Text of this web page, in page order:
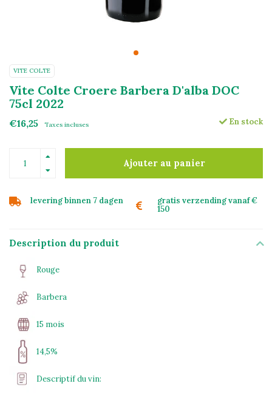
VITE COLTE
Vite Colte Croere Barbera D'alba DOC
75cl 2022
€16,25 Taxes incluses En stock
Ajouter au panier
levering binnen 7 dagen
gratis verzending vanaf €
150
Description du produit
Rouge
Barbera
15 mois
14,5%
Descriptif du vin: